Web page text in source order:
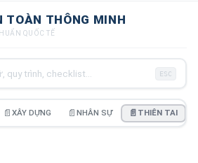
TOÀN THÔNG MINH
QUỐC TẾ
ESC
📄 XÂY DỰNG 📄 NHÂN SỰ 📄 THIÊN TAI